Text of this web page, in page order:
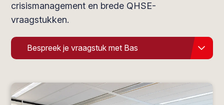
crisismanagement en brede QHSE-
vraagstukken.
Bespreek je vraagstuk met Bas